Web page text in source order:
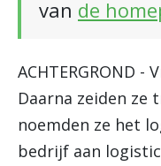
van de
ACHTERGROND -
Daarna zeiden ze
noemden ze het
bedrijf aan